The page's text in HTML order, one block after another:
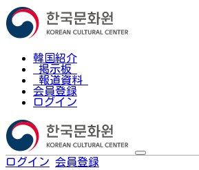
韓国紹介
掲示板
報道資料
会員登録
ログイン
ログイン 会員登録